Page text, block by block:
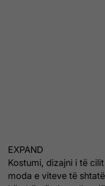
EXPAND
Kostumi, dizajni i të
moda e viteve të